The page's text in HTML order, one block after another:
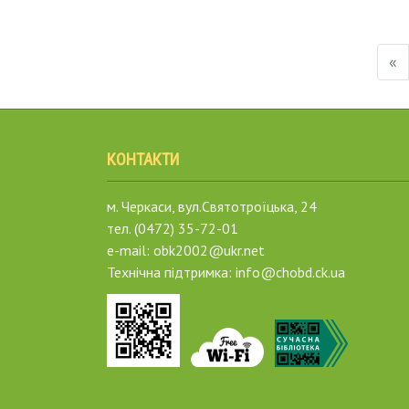
«
КОНТАКТИ
м. Черкаси, вул.Святотроїцька, 24
тел. (0472) 35-72-01
e-mail: obk2002@ukr.net
Технічна підтримка: info@chobd.ck.ua